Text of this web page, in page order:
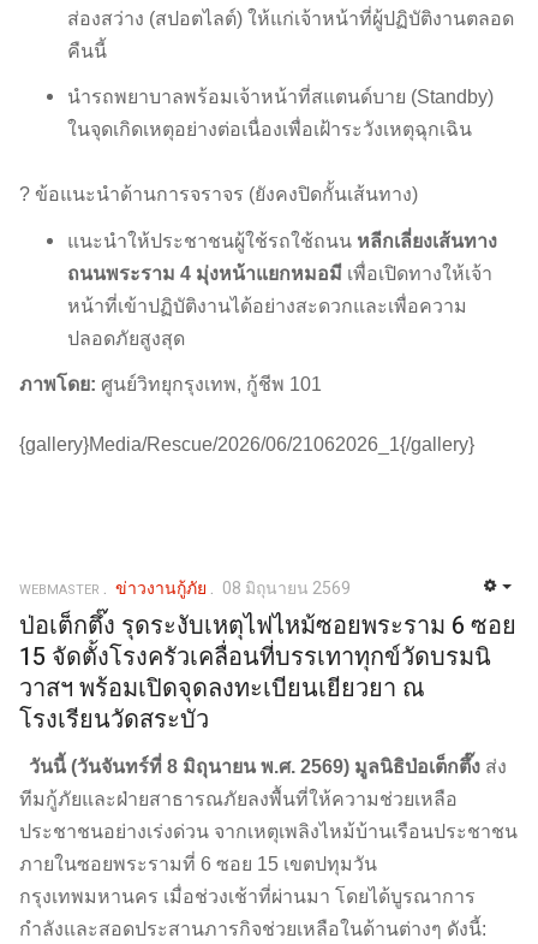
ส่องสว่าง (สปอตไลต์) ให้แก่เจ้าหน้าที่ผู้ปฏิบัติงานตลอด
คืนนี้
นำรถพยาบาลพร้อมเจ้าหน้าที่สแตนด์บาย (Standby)
ในจุดเกิดเหตุอย่างต่อเนื่องเพื่อเฝ้าระวังเหตุฉุกเฉิน
? ข้อแนะนำด้านการจราจร (ยังคงปิดกั้นเส้นทาง)
แนะนำให้ประชาชนผู้ใช้รถใช้ถนน หลีกเลี่ยงเส้นทาง
ถนนพระราม 4 มุ่งหน้าแยกหมอมี เพื่อเปิดทางให้เจ้า
หน้าที่เข้าปฏิบัติงานได้อย่างสะดวกและเพื่อความ
ปลอดภัยสูงสุด
ภาพโดย: ศูนย์วิทยุกรุงเทพ, กู้ชีพ 101
{gallery}Media/Rescue/2026/06/21062026_1{/gallery}
WEBMASTER ข่าวงานกู้ภัย 08 มิถุนายน 2569
ป่อเต็กตึ๊ง รุดระงับเหตุไฟไหม้ซอยพระราม 6 ซอย
15 จัดตั้งโรงครัวเคลื่อนที่บรรเทาทุกข์วัดบรมนิ
วาสฯ พร้อมเปิดจุดลงทะเบียนเยียวยา ณ
โรงเรียนวัดสระบัว
วันนี้ (วันจันทร์ที่ 8 มิถุนายน พ.ศ. 2569) มูลนิธิป่อเต็กตึ๊ง ส่ง
ทีมกู้ภัยและฝ่ายสาธารณภัยลงพื้นที่ให้ความช่วยเหลือ
ประชาชนอย่างเร่งด่วน จากเหตุเพลิงไหม้บ้านเรือนประชาชน
ภายในซอยพระรามที่ 6 ซอย 15 เขตปทุมวัน
กรุงเทพมหานคร เมื่อช่วงเช้าที่ผ่านมา โดยได้บูรณาการ
กำลังและสอดประสานภารกิจช่วยเหลือในด้านต่างๆ ดังนี้: